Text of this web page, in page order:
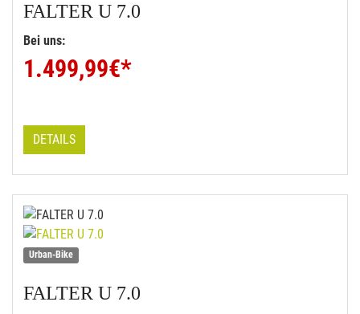
FALTER U 7.0
Bei uns:
1.499,99€*
DETAILS
Urban-Bike
FALTER U 7.0